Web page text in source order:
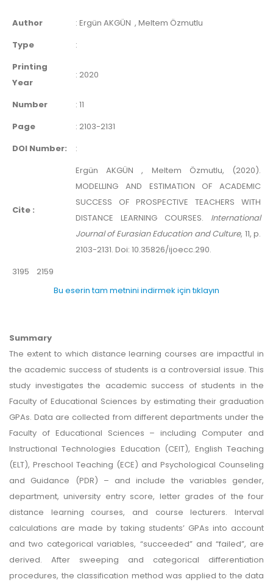
Author : Ergün AKGÜN , Meltem Özmutlu
Type
:
Printing
Year
: 2020
Number : 11
Page
: 2103-2131
DOI Number:
:
Cite :
Ergün AKGÜN , Meltem Özmutlu, (2020).
MODELLING AND ESTIMATION OF ACADEMIC
SUCCESS OF PROSPECTIVE TEACHERS WITH
DISTANCE LEARNING COURSES. International
Journal of Eurasian Education and Culture, 11, p.
2103-2131. Doi: 10.35826/ijoecc.290.
3195
2159
Bu eserin tam metnini indirmek için tıklayın
Summary
The extent to which distance learning courses are impactful in
the academic success of students is a controversial issue. This
study investigates the academic success of students in the
Faculty of Educational Sciences by estimating their graduation
GPAs. Data are collected from different departments under the
Faculty of Educational Sciences – including Computer and
Instructional Technologies Education (CEIT), English Teaching
(ELT), Preschool Teaching (ECE) and Psychological Counseling
and Guidance (PDR) – and include the variables gender,
department, university entry score, letter grades of the four
distance learning courses, and course lecturers. Interval
calculations are made by taking students’ GPAs into account
and two categorical variables, “succeeded” and “failed”, are
derived. After sweeping and categorical differentiation
procedures, the classification method was applied to the data